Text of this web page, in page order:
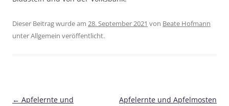
Dieser Beitrag wurde am 28. September 2021 von Beate Hofmann
unter Allgemein veröffentlicht.
Beitragsnavigation
← Apfelernte und
Apfelernte und Apfelmosten